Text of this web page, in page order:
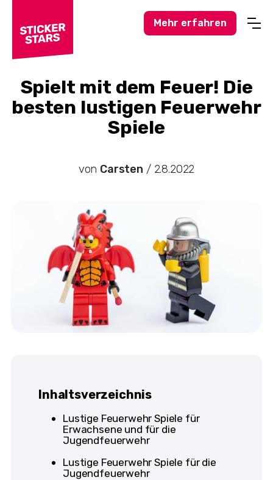
Amateursport
Feuerwehr-News
Karneval-Action
Hochzeitswelt
Treueaktionen
Mehr erfahren
Spielt mit dem Feuer! Die
besten lustigen Feuerwehr
Spiele
von Carsten / 2.8.2022
Inhaltsverzeichnis
Lustige Feuerwehr Spiele für
Erwachsene und für die
Jugendfeuerwehr
Lustige Feuerwehr Spiele für die
Jugendfeuerwehr